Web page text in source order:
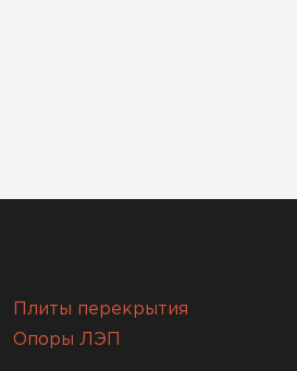
Плиты перекрытия
Опоры ЛЭП